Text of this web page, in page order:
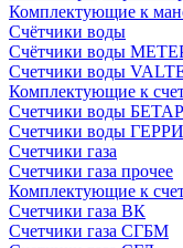
Комплектующие к
Счётчики воды
Счётчики воды
Счетчики воды
Комплектующие к
Счетчики воды БЕТАР
Счетчики воды
Счетчики газа
Счетчики газа прочее
Комплектующие к
Счетчики газа ВК
Счетчики газа СГБМ